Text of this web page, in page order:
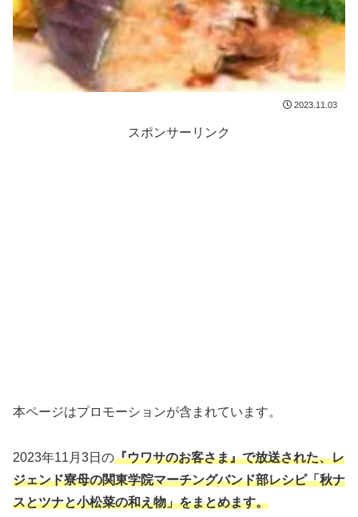
2023.11.03
スポンサーリンク
本ページはプロモーションが含まれています。
2023年11月3日の『ウワサのお客さま』で放送された、レ
ジェンド寮母の関東学院マーチングバンド部レシピ「秋ナ
スとツナと小松菜の和え物」をまとめます。